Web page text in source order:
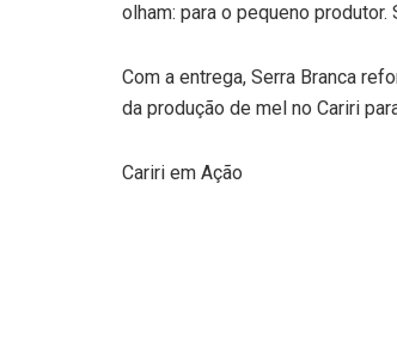
olham: para o pequeno
Com a entrega, Serra Branca
da produção de mel no Cariri
Cariri em Ação